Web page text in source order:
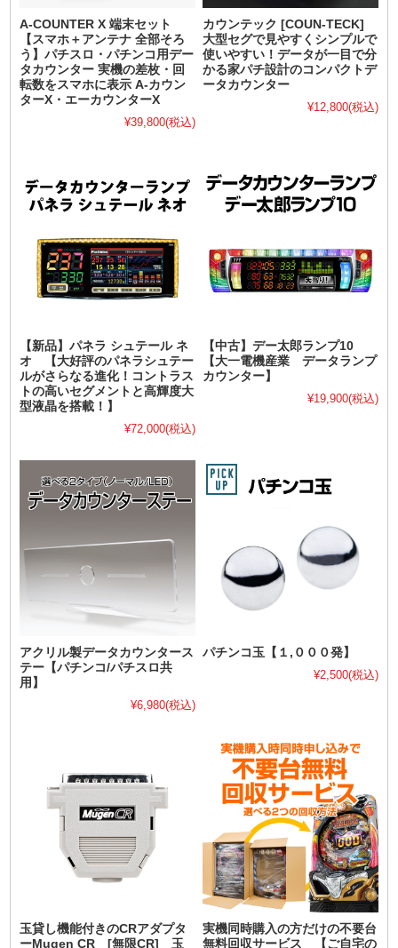
A-COUNTER X 端末セット
【スマホ＋アンテナ 全部そろ
う】パチスロ・パチンコ用デー
タカウンター 実機の差枚・回
転数をスマホに表示 A-カウン
ターX・エーカウンターX
¥39,800(税込)
カウンテック [COUN-TECK]
大型セグで見やすくシンプルで
使いやすい！データが一目で分
かる家パチ設計のコンパクトデ
ータカウンター
¥12,800(税込)
【新品】パネラ シュテール ネ
オ 【大好評のパネラシュテー
ルがさらなる進化！コントラス
トの高いセグメントと高輝度大
型液晶を搭載！】
¥72,000(税込)
【中古】デー太郎ランプ10
【大一電機産業 データランプ
カウンター】
¥19,900(税込)
アクリル製データカウンタース
テー【パチンコ/パチスロ共
用】
¥6,980(税込)
パチンコ玉【１,０００発】
¥2,500(税込)
玉貸し機能付きのCRアダプタ
ーMugen CR [無限CR] 玉
実機同時購入の方だけの不要台
無料回収サービス 【ご自宅の